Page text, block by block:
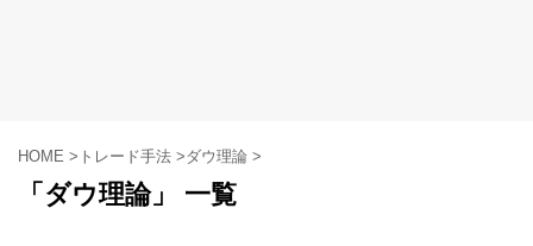
HOME > トレード手法 >ダウ理論 >
「ダウ理論」 一覧